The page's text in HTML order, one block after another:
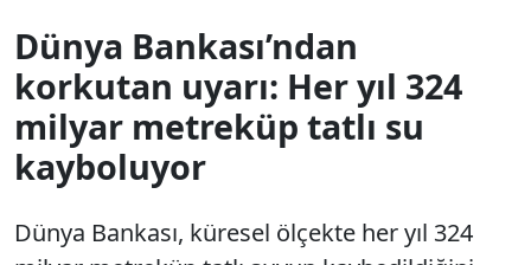
Dünya Bankası’ndan
korkutan uyarı: Her yıl 324
milyar metreküp tatlı su
kayboluyor
Dünya Bankası, küresel ölçekte her yıl 324